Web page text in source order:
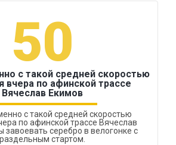
50
с такой средней скоростью
вчера по афинской трассе
Вячеслав Екимов
с такой средней скоростью
по афинской трассе Вячеслав
завоевать серебро в велогонке с
раздельным стартом.